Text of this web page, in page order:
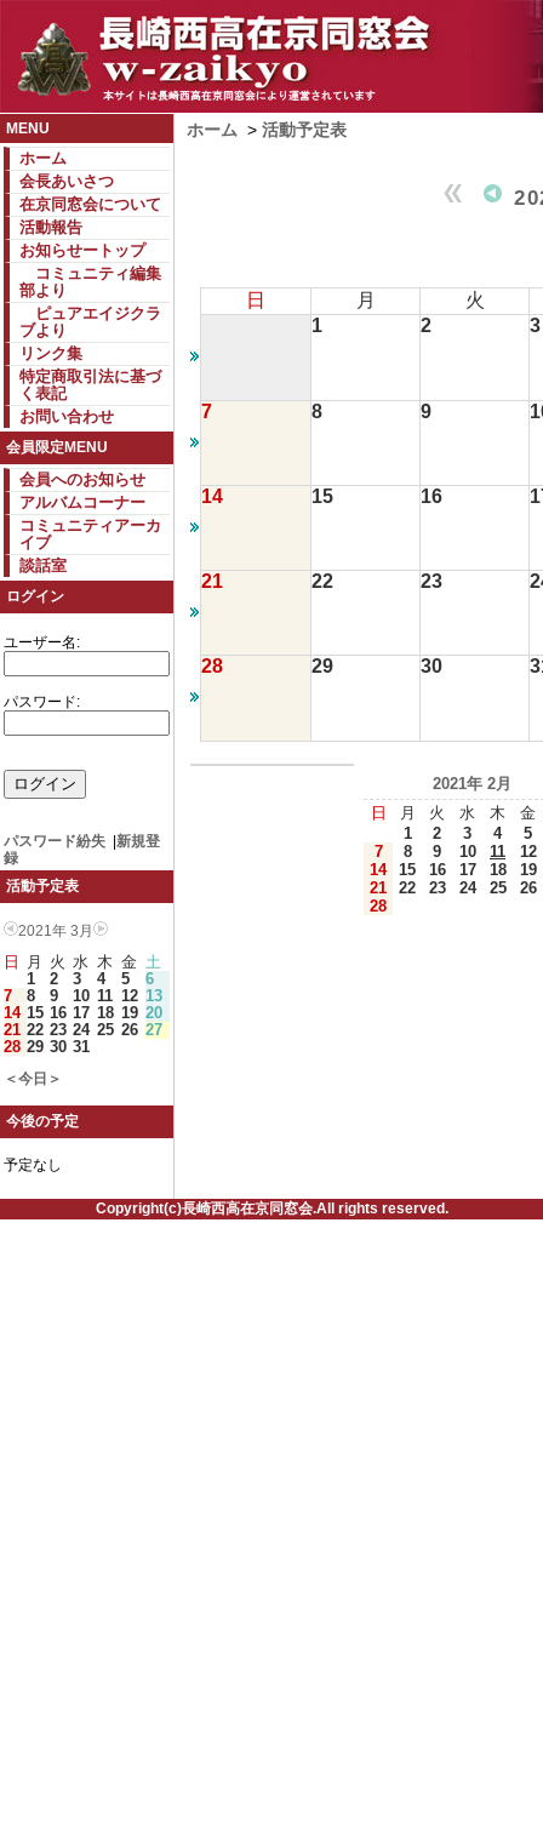
MENU
ホーム
会長あいさつ
在京同窓会について
活動報告
お知らせートップ
コミュニティ編集
部より
ピュアエイジクラ
ブより
リンク集
特定商取引法に基づ
く表記
お問い合わせ
会員限定MENU
会員へのお知らせ
アルバムコーナー
コミュニティアーカ
イブ
談話室
ログイン
ユーザー名:
パスワード:
パスワード紛失
新規登
録
活動予定表
2021年 3月
日 月 火 水 木 金 土
1
2 3 4 5
6
7
8 9 10 11 12 13
14 15 16 17 18 19 20
21 22 23 24 25 26 27
28 29 30 31
＜今日＞
今後の予定
予定なし
ホーム > 活動予定表
日 月
火
1
2 3
7 8 9
14 15 16
21 22 23
28 29 30
2021年 2月
日
月 火 水 木
金
1
2 3 4
5
7
8 9 10 11
12
14
15 16 17 18
19
21
22 23 24 25
26
28
Copyright(c)長崎西高在京同窓会.All rights reserved.